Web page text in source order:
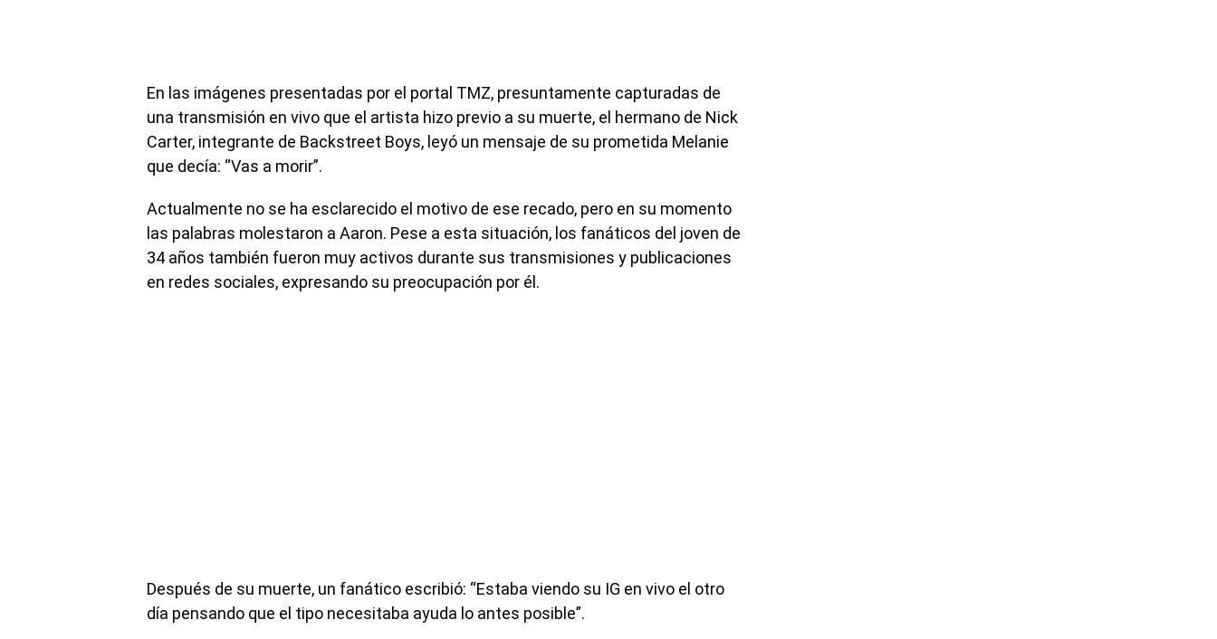
En las imágenes presentadas por el portal TMZ, presuntamente capturadas de
una transmisión en vivo que el artista hizo previo a su muerte, el hermano de Nick
Carter, integrante de Backstreet Boys, leyó un mensaje de su prometida Melanie
que decía: “Vas a morir”.
Actualmente no se ha esclarecido el motivo de ese recado, pero en su momento
las palabras molestaron a Aaron. Pese a esta situación, los fanáticos del joven de
34 años también fueron muy activos durante sus transmisiones y publicaciones
en redes sociales, expresando su preocupación por él.
Después de su muerte, un fanático escribió: “Estaba viendo su IG en vivo el otro
día pensando que el tipo necesitaba ayuda lo antes posible”.